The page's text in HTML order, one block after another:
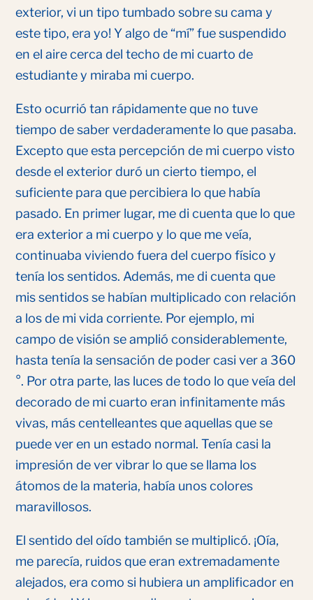
exterior, vi un tipo tumbado sobre su cama y
este tipo, era yo! Y algo de “mí” fue suspendido
en el aire cerca del techo de mi cuarto de
estudiante y miraba mi cuerpo.
Esto ocurrió tan rápidamente que no tuve
tiempo de saber verdaderamente lo que pasaba.
Excepto que esta percepción de mi cuerpo visto
desde el exterior duró un cierto tiempo, el
suficiente para que percibiera lo que había
pasado. En primer lugar, me di cuenta que lo que
era exterior a mi cuerpo y lo que me veía,
continuaba viviendo fuera del cuerpo físico y
tenía los sentidos. Además, me di cuenta que
mis sentidos se habían multiplicado con relación
a los de mi vida corriente. Por ejemplo, mi
campo de visión se amplió considerablemente,
hasta tenía la sensación de poder casi ver a 360
°. Por otra parte, las luces de todo lo que veía del
decorado de mi cuarto eran infinitamente más
vivas, más centelleantes que aquellas que se
puede ver en un estado normal. Tenía casi la
impresión de ver vibrar lo que se llama los
átomos de la materia, había unos colores
maravillosos.
El sentido del oído también se multiplicó. ¡Oía,
me parecía, ruidos que eran extremadamente
alejados, era como si hubiera un amplificador en